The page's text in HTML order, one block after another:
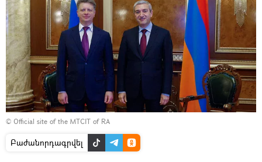
© Official site of the MTCIT of RA
Բաժանորդագրվել